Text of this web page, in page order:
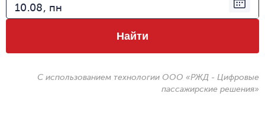
Найти
С использованием технологии ООО «РЖД - Цифровые
пассажирские решения»